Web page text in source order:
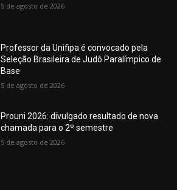
5 de agosto de 2026
Professor da Unifipa é convocado pela
Seleção Brasileira de Judô Paralímpico de
Base
5 de agosto de 2026
Prouni 2026: divulgado resultado de nova
chamada para o 2º semestre
5 de agosto de 2026